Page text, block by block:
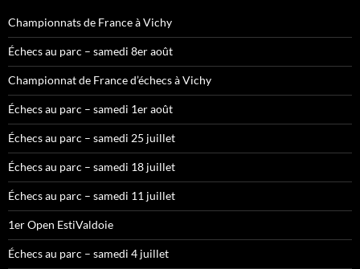
Championnats de France à Vichy
Échecs au parc – samedi 8er août
Championnat de France d’échecs à Vichy
Échecs au parc – samedi 1er août
Échecs au parc – samedi 25 juillet
Échecs au parc – samedi 18 juillet
Échecs au parc – samedi 11 juillet
1er Open EstiValdoie
Échecs au parc – samedi 4 juillet